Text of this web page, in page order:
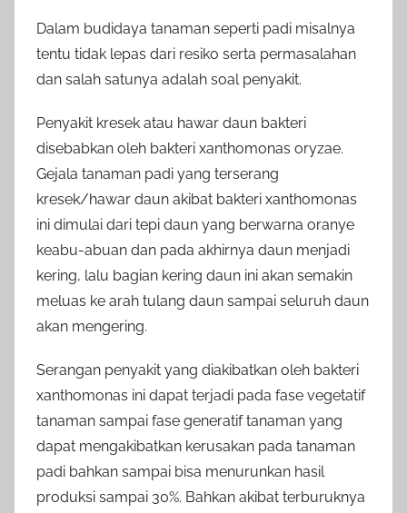
Dalam budidaya tanaman seperti padi misalnya
tentu tidak lepas dari resiko serta permasalahan
dan salah satunya adalah soal penyakit.
Penyakit kresek atau hawar daun bakteri
disebabkan oleh bakteri xanthomonas oryzae.
Gejala tanaman padi yang terserang
kresek/hawar daun akibat bakteri xanthomonas
ini dimulai dari tepi daun yang berwarna oranye
keabu-abuan dan pada akhirnya daun menjadi
kering, lalu bagian kering daun ini akan semakin
meluas ke arah tulang daun sampai seluruh daun
akan mengering.
Serangan penyakit yang diakibatkan oleh bakteri
xanthomonas ini dapat terjadi pada fase vegetatif
tanaman sampai fase generatif tanaman yang
dapat mengakibatkan kerusakan pada tanaman
padi bahkan sampai bisa menurunkan hasil
produksi sampai 30%. Bahkan akibat terburuknya